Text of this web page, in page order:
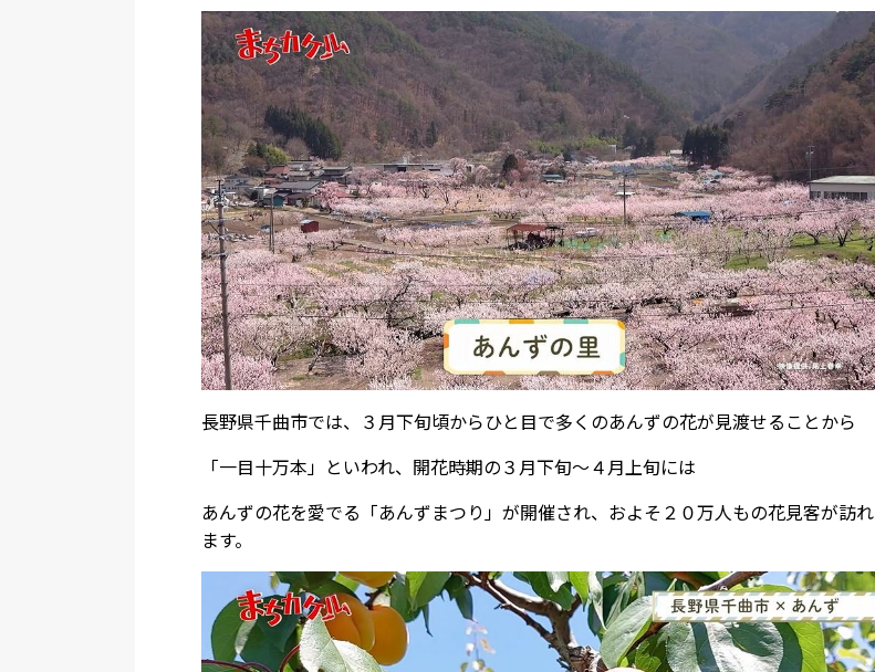
長野県千曲市では、３月下旬頃からひと目で多くのあんずの花が見渡せることから
「一目十万本」といわれ、開花時期の３月下旬～４月上旬には
あんずの花を愛でる「あんずまつり」が開催され、およそ２０万人もの花見客が訪れ
ます。